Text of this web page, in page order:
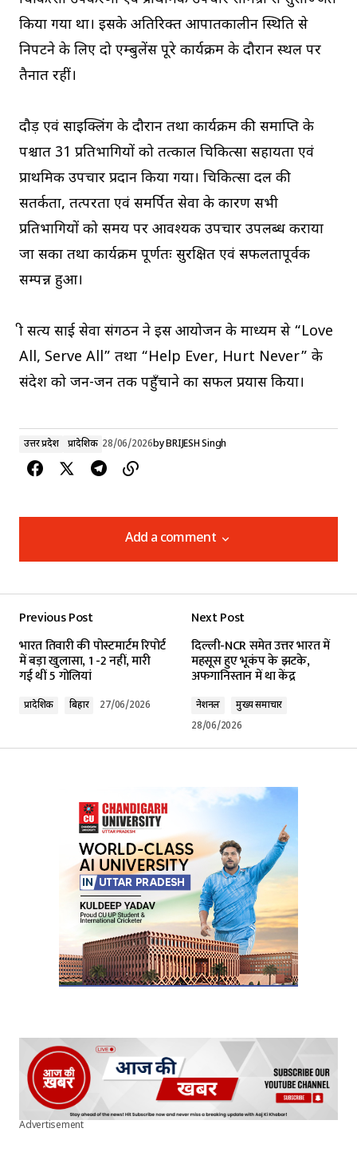
किया गया था। इसके अतिरिक्त आपातकालीन स्थिति से
निपटने के लिए दो एम्बुलेंस पूरे कार्यक्रम के दौरान स्थल पर
तैनात रहीं।
दौड़ एवं साइक्लिंग के दौरान तथा कार्यक्रम की समाप्ति के
पश्चात 31 प्रतिभागियों को तत्काल चिकित्सा सहायता एवं
प्राथमिक उपचार प्रदान किया गया। चिकित्सा दल की
सतर्कता, तत्परता एवं समर्पित सेवा के कारण सभी
प्रतिभागियों को समय पर आवश्यक उपचार उपलब्ध कराया
जा सका तथा कार्यक्रम पूर्णतः सुरक्षित एवं सफलतापूर्वक
सम्पन्न हुआ।
श्री सत्य साई सेवा संगठन ने इस आयोजन के माध्यम से “Love
All, Serve All” तथा “Help Ever, Hurt Never” के
संदेश को जन-जन तक पहुँचाने का सफल प्रयास किया।
उत्तर प्रदेश प्रादेशिक 28/06/2026byBRIJESH Singh
Add a comment
Add a comment
Required fields are marked*
Your E-mail *
Submit Comment
Previous Post
भारत तिवारी की पोस्टमार्टम रिपोर्ट
में बड़ा खुलासा, 1 -2 नहीं, मारी
गई थीं 5 गोलियां
प्रादेशिक बिहार 27/06/2026
Next Post
दिल्ली-NCR समेत उत्तर भारत में
महसूस हुए भूकंप के झटके,
अफगानिस्तान में था केंद्र
नेशनल
मुख्य समाचार
28/06/2026
Advertisement